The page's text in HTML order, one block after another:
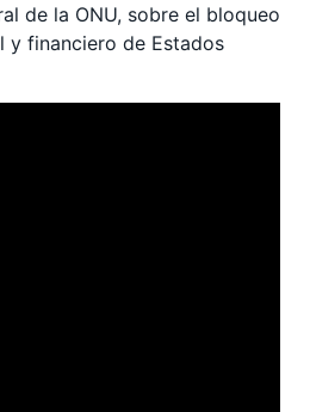
de la ONU, sobre el bloqueo
y financiero de Estados